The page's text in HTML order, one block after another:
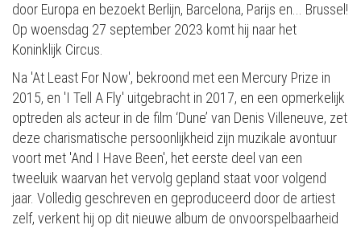
door Europa en bezoekt Berlijn, Barcelona, Parijs en... Brussel!
Op woensdag 27 september 2023 komt hij naar het
Koninklijk Circus.
Na 'At Least For Now', bekroond met een Mercury Prize in
2015, en 'I Tell A Fly' uitgebracht in 2017, en een opmerkelijk
optreden als acteur in de film ‘Dune’ van Denis Villeneuve, zet
deze charismatische persoonlijkheid zijn muzikale avontuur
voort met 'And I Have Been', het eerste deel van een
tweeluik waarvan het vervolg gepland staat voor volgend
jaar. Volledig geschreven en geproduceerd door de artiest
zelf, verkent hij op dit nieuwe album de onvoorspelbaarheid